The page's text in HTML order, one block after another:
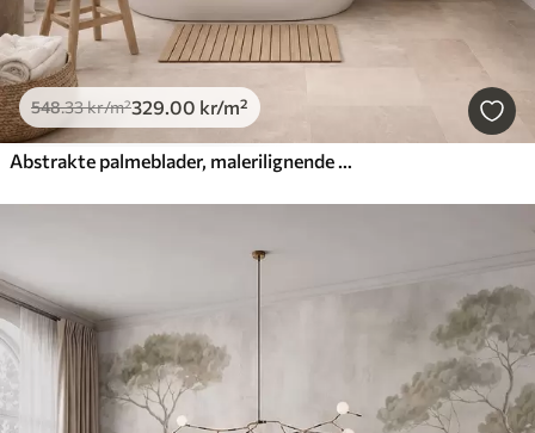
548.33kr/m²329.00 kr/m²
Abstrakte palmeblader, malerilignende motiv